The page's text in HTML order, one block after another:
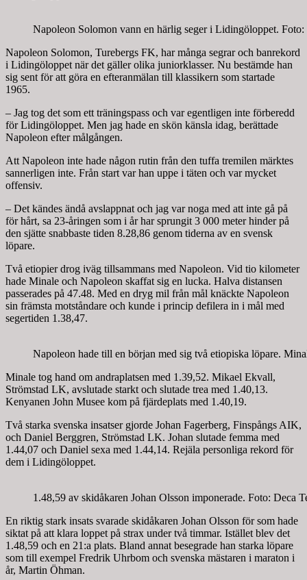
Napoleon Solomon vann en härlig seger i Lidingöloppet.
Napoleon Solomon, Turebergs FK, har många segrar och banrekord
i Lidingöloppet när det gäller olika juniorklasser. Nu bestämde han
sig sent för att göra en efteranmälan till klassikern som startade
1965.
– Jag tog det som ett träningspass och var egentligen inte förberedd
för Lidingöloppet. Men jag hade en skön känsla idag, berättade
Napoleon efter målgången.
Att Napoleon inte hade någon rutin från den tuffa tremilen märktes
sannerligen inte. Från start var han uppe i täten och var mycket
offensiv.
– Det kändes ändå avslappnat och jag var noga med att inte gå på
för hårt, sa 23-åringen som i år har sprungit 3 000 meter hinder på
den sjätte snabbaste tiden 8.28,86 genom tiderna av en svensk
löpare.
Två etiopier drog iväg tillsammans med Napoleon. Vid tio kilometer
hade Minale och Napoleon skaffat sig en lucka. Halva distansen
passerades på 47.48. Med en dryg mil från mål knäckte Napoleon
sin främsta motståndare och kunde i princip defilera in i mål med
segertiden 1.38,47.
Napoleon hade till en början med sig två etiopiska löpare.
Minale tog hand om andraplatsen med 1.39,52. Mikael Ekvall,
Strömstad LK, avslutade starkt och slutade trea med 1.40,13.
Kenyanen John Musee kom på fjärdeplats med 1.40,19.
Två starka svenska insatser gjorde Johan Fagerberg, Finspångs AIK,
och Daniel Berggren, Strömstad LK. Johan slutade femma med
1.44,07 och Daniel sexa med 1.44,14. Rejäla personliga rekord för
dem i Lidingöloppet.
1.48,59 av skidåkaren Johan Olsson imponerade. Foto: Deca
En riktig stark insats svarade skidåkaren Johan Olsson för som hade
siktat på att klara loppet på strax under två timmar. Istället blev det
1.48,59 och en 21:a plats. Bland annat besegrade han starka löpare
som till exempel Fredrik Uhrbom och svenska mästaren i maraton i
år, Martin Öhman.